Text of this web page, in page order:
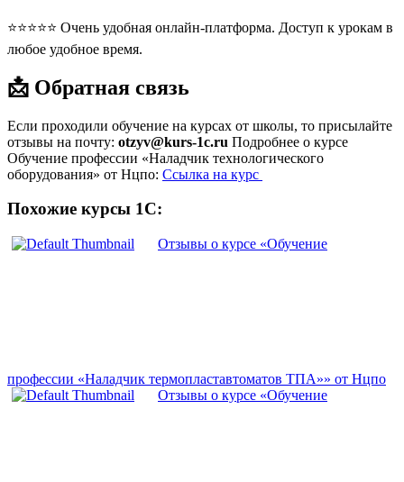
⭐⭐⭐⭐⭐ Очень удобная онлайн-платформа. Доступ к урокам в
любое удобное время.
📩 Обратная связь
Если проходили обучение на курсах от школы, то присылайте
отзывы на почту: otzyv@kurs-1c.ru Подробнее о курсе
Обучение профессии «Наладчик технологического
оборудования» от Нцпо: Ссылка на курс
Похожие курсы 1С:
Отзывы о курсе «Обучение
профессии «Наладчик термопластавтоматов ТПА»» от Нцпо
Отзывы о курсе «Обучение